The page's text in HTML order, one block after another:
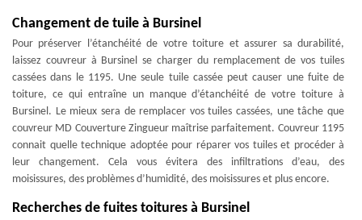
Changement de tuile à Bursinel
Pour préserver l’étanchéité de votre toiture et assurer sa durabilité,
laissez couvreur à Bursinel se charger du remplacement de vos tuiles
cassées dans le 1195. Une seule tuile cassée peut causer une fuite de
toiture, ce qui entraîne un manque d’étanchéité de votre toiture à
Bursinel. Le mieux sera de remplacer vos tuiles cassées, une tâche que
couvreur MD Couverture Zingueur maîtrise parfaitement. Couvreur 1195
connait quelle technique adoptée pour réparer vos tuiles et procéder à
leur changement. Cela vous évitera des infiltrations d’eau, des
moisissures, des problèmes d’humidité, des moisissures et plus encore.
Recherches de fuites toitures à Bursinel